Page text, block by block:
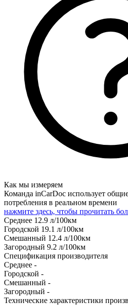
Как мы измеряем
Команда inCarDoc использует
потребления в реальном времени
нажмите здесь, чтобы прочитать
Среднее 12.9 л/100км
Городской 19.1 л/100км
Смешанный 12.4 л/100км
Загородный 9.2 л/100км
Спецификация производителя
Среднее -
Городской -
Смешанный -
Загородный -
Технические характеристики